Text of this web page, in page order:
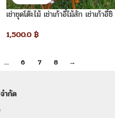
เช่าชุดโต๊ะไม้ เช่าเก้าอี้ไม้สัก เช่าเก้าอี้ชิ
1,500.0 ฿
… 6 7 8 →
ำกัด